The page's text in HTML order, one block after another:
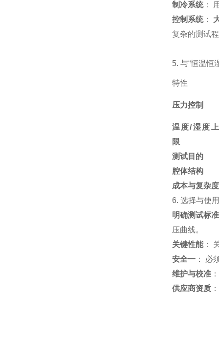
制冷系统：
控制系统：
复杂的测试
5. 与“恒温恒
特性
压力控制
温度/湿度上
限
测试目的
腔体结构
成本与复杂度
6. 选择与使
明确测试标准
压曲线。
关键性能：
安全一： 必
维护与校准
供应商资质